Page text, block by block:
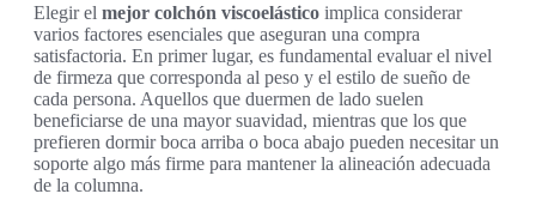
Elegir el mejor colchón viscoelástico implica considerar
varios factores esenciales que aseguran una compra
satisfactoria. En primer lugar, es fundamental evaluar el nivel
de firmeza que corresponda al peso y el estilo de sueño de
cada persona. Aquellos que duermen de lado suelen
beneficiarse de una mayor suavidad, mientras que los que
prefieren dormir boca arriba o boca abajo pueden necesitar un
soporte algo más firme para mantener la alineación adecuada
de la columna.